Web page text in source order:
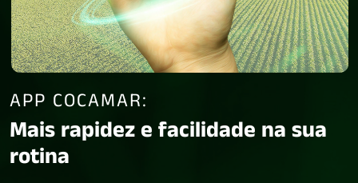
APP COCAMAR:
Mais rapidez e facilidade na sua
rotina